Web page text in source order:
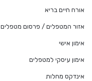
אורח חיים בריא
אזור המטפלים / פרסום מטפלים
אימון אישי
אימון עיסקי למטפלים
אינדקס מחלות